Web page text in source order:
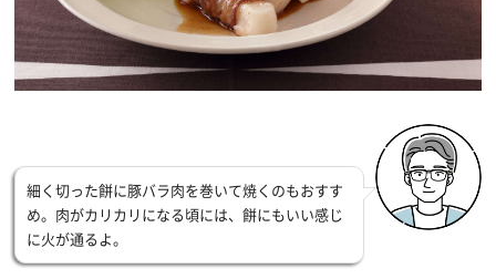
細く切った餅に豚バラ肉を巻いて焼くのもおすす
め。肉がカリカリになる頃には、餅にもいい感じ
に火が通るよ。